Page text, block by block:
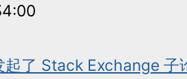
起了 Stack Exchange 子